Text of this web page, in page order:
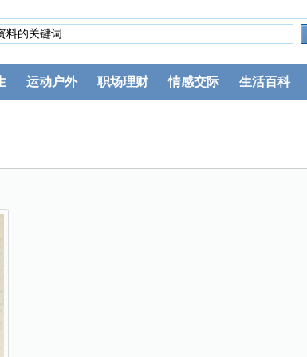
运动户外 职场理财 情感交际 生活百科